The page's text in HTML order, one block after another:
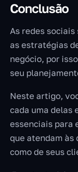
Conclusão
As redes
as estratégias
negócio, por
seu
Neste artigo,
cada uma delas
essenciais para
que atendam às
como de seus